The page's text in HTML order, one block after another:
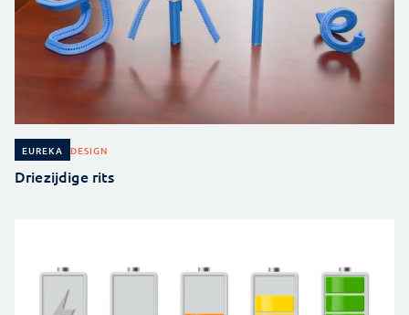
EUREKA DESIGN
Driezijdige rits